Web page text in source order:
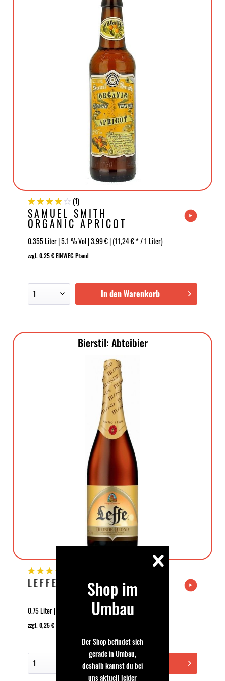
(1)
SAMUEL SMITH
ORGANIC APRICOT
0.355 Liter | 5.1 % Vol | 3,99 € | (11,24 € * / 1 Liter)
zzgl. 0,25 € EINWEG Pfand
In den Warenkorb
Bierstil: Abteibier
LEFFE BLONDE 0,75L
0.75 Liter | 6.6 % Vol | 6,99 € | (9,32 € * / 1 Liter)
zzgl. 0,25 € EINWEG Pfand
In den Warenkorb
Shop im
Umbau
Der Shop befindet sich
gerade in Umbau,
deshalb kannst du bei
uns aktuell leider